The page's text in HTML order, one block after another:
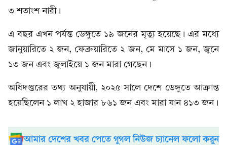
৩ শতাংশ নারী।
এ বছর এখন পর্যন্ত ডেঙ্গুতে ১৯ জনের মৃত্যু হয়েছে। এর মধ্যে
জানুয়ারিতে ২ জন, ফেব্রুয়ারিতে ২ জন, মে মাসে ১ জন, জুনে
১৩ জন এবং জুলাইয়ে ১ জন মারা গেছেন।
অধিদপ্তরের তথ্য অনুযায়ী, ২০২৫ সালে দেশে ডেঙ্গুতে আক্রান্ত
হয়েছিলেন ১ লাখ ২ হাজার ৮৬১ জন এবং মারা যান ৪১৩ জন।
আমার দেশের খবর পেতে গুগল নিউজ চ্যানেল ফলো করুন